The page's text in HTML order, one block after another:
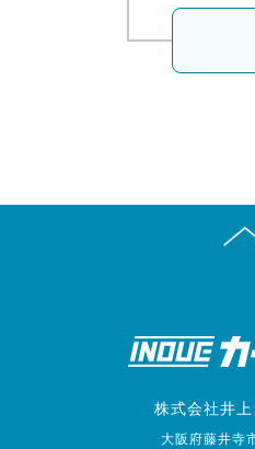
株式会社井
大阪府藤井寺